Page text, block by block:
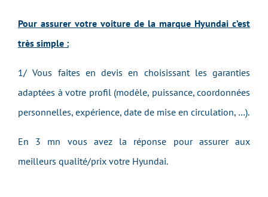
Pour assurer votre voiture de la marque Hyundai c’est
très simple :
1/ Vous faites en devis en choisissant les garanties
adaptées à votre profil (modèle, puissance, coordonnées
personnelles, expérience, date de mise en circulation, …).
En 3 mn vous avez la réponse pour assurer aux
meilleurs qualité/prix votre Hyundai.